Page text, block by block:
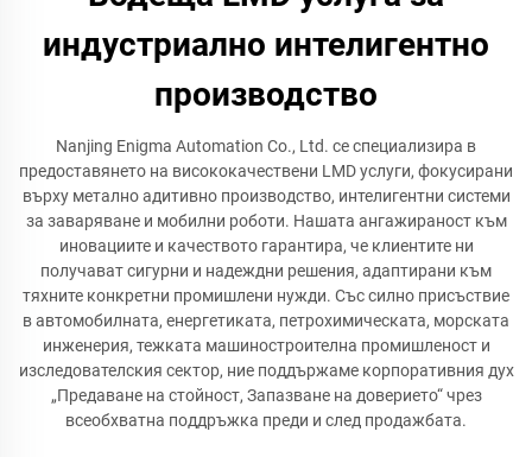
индустриално интелигентно
производство
Nanjing Enigma Automation Co., Ltd. се специализира в
предоставянето на висококачествени LMD услуги, фокусирани
върху метално адитивно производство, интелигентни системи
за заваряване и мобилни роботи. Нашата ангажираност към
иновациите и качеството гарантира, че клиентите ни
получават сигурни и надеждни решения, адаптирани към
тяхните конкретни промишлени нужди. Със силно присъствие
в автомобилната, енергетиката, петрохимическата, морската
инженерия, тежката машиностроителна промишленост и
изследователския сектор, ние поддържаме корпоративния дух
„Предаване на стойност, Запазване на доверието“ чрез
всеобхватна поддръжка преди и след продажбата.